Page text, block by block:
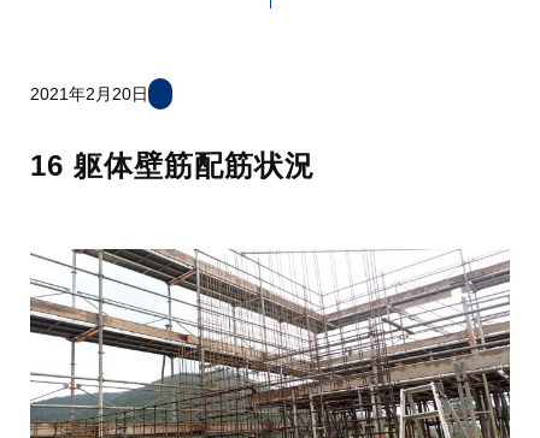
2021年2月20日
16 躯体壁筋配筋状況